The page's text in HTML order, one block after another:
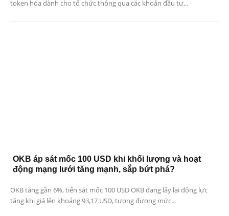
token hóa dành cho tổ chức thông qua các khoản đầu tư...
OKB áp sát mốc 100 USD khi khối lượng và hoạt
động mạng lưới tăng mạnh, sắp bứt phá?
OKB tăng gần 6%, tiến sát mốc 100 USD OKB đang lấy lại động lực
tăng khi giá lên khoảng 93,17 USD, tương đương mức...